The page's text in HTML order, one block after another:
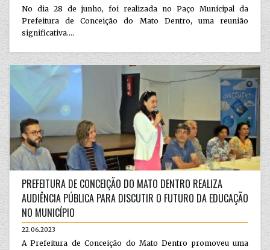
No dia 28 de junho, foi realizada no Paço Municipal da
Prefeitura de Conceição do Mato Dentro, uma reunião
significativa....
PREFEITURA DE CONCEIÇÃO DO MATO DENTRO REALIZA
AUDIÊNCIA PÚBLICA PARA DISCUTIR O FUTURO DA EDUCAÇÃO
NO MUNICÍPIO
22.06.2023
A Prefeitura de Conceição do Mato Dentro promoveu uma